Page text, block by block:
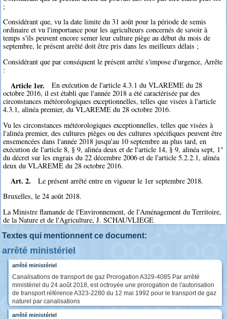
;
Considérant que, vu la date limite du 31 août pour la période de semis
ordinaire et vu l'importance pour les agriculteurs concernés de savoir à
temps s'ils peuvent encore semer leur culture piège au début du mois de
septembre, le présent arrêté doit être pris dans les meilleurs délais ;
Considérant que par conséquent le présent arrêté s'impose d'urgence, Arrête
:
Article 1er.
En exécution de l'article 4.3.1 du VLAREME du 28
octobre 2016, il est établi que l'année 2018 a été caractérisée par des
circonstances météorologiques exceptionnelles, telles que visées à l'article
4.3.1, alinéa premier, du VLAREME du 28 octobre 2016.
Vu les circonstances météorologiques exceptionnelles, telles que visées à
l'alinéa premier, des cultures pièges ou des cultures spécifiques peuvent être
ensemencées dans l'année 2018 jusqu'au 10 septembre au plus tard, en
exécution de l'article 8, § 9, alinéa deux et de l'article 14, § 9, alinéa sept, 1°
du décret sur les engrais du 22 décembre 2006 et de l'article 5.2.2.1, alinéa
deux du VLAREME du 28 octobre 2016.
Art. 2.
Le présent arrêté entre en vigueur le 1er septembre 2018.
Bruxelles, le 24 août 2018.
La Ministre flamande de l'Environnement, de l'Aménagement du Territoire,
de la Nature et de l'Agriculture, J. SCHAUVLIEGE
Textes qui mentionnent ce document:
arrêté ministériel
arrêté ministériel
Canalisations de transport de gaz Prorogation A329-4085 Par arrêté
ministériel du 24 août 2018, est octroyée une prorogation de l'autorisation
de transport référence A323-2280 du 12 mai 1992 pour le transport de gaz
naturel par canalisations
arrêté ministériel